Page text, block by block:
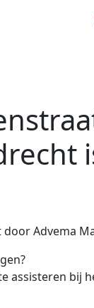
Advema
assisteren bij